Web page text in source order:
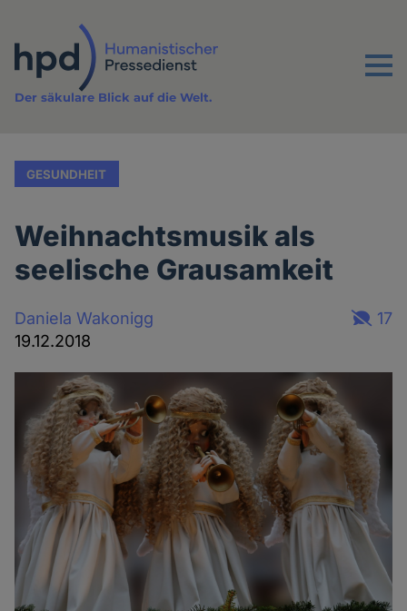
Inhalt
Menu
Der säkulare Blick auf die Welt.
GESUNDHEIT
Weihnachtsmusik als
seelische Grausamkeit
Daniela Wakonigg
19.12.2018
17